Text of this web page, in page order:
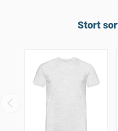
Stort